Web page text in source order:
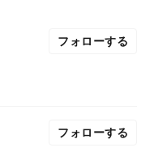
フォローする
フォローする